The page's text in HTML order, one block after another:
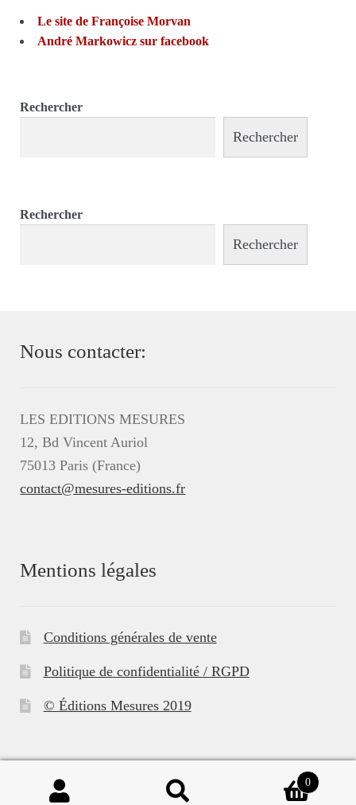
Le site de Françoise Morvan
André Markowicz sur facebook
Rechercher
Rechercher
Rechercher
Rechercher
Nous contacter:
LES EDITIONS MESURES
12, Bd Vincent Auriol
75013 Paris (France)
contact@mesures-editions.fr
Mentions légales
Conditions générales de vente
Politique de confidentialité / RGPD
© Éditions Mesures 2019
Recherche
Recherche
0